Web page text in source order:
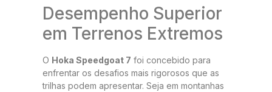
Desempenho Superior
em Terrenos Extremos
O Hoka Speedgoat 7 foi concebido para
enfrentar os desafios mais rigorosos que as
trilhas podem apresentar. Seja em montanhas